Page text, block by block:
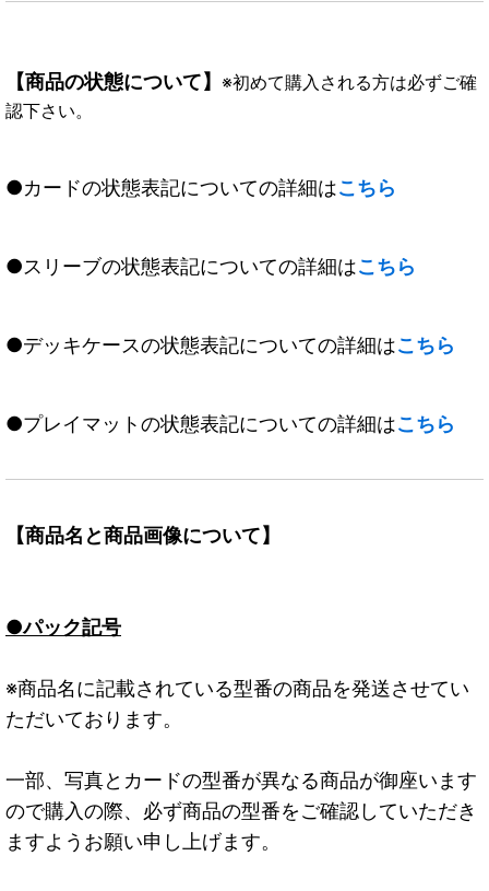
【商品の状態について】 ※初めて購入される方は必ずご確
認下さい。
●カードの状態表記についての詳細はこちら
●スリーブの状態表記についての詳細はこちら
●デッキケースの状態表記についての詳細はこちら
●プレイマットの状態表記についての詳細はこちら
【商品名と商品画像について】
●パック記号
※商品名に記載されている型番の商品を発送させてい
ただいております。
一部、写真とカードの型番が異なる商品が御座います
ので購入の際、必ず商品の型番をご確認していただき
ますようお願い申し上げます。